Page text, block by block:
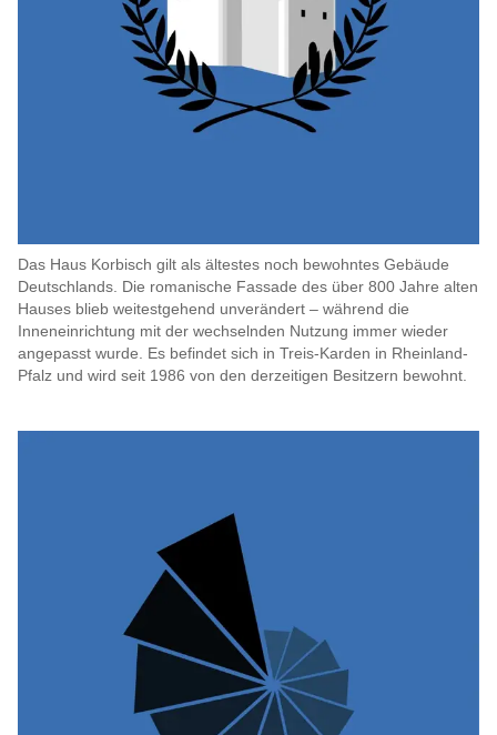
Das Haus Korbisch gilt als ältestes noch bewohntes Gebäude
Deutschlands. Die romanische Fassade des über 800 Jahre alten
Hauses blieb weitestgehend unverändert – während die
Inneneinrichtung mit der wechselnden Nutzung immer wieder
angepasst wurde. Es befindet sich in Treis-Karden in Rheinland-
Pfalz und wird seit 1986 von den derzeitigen Besitzern bewohnt.